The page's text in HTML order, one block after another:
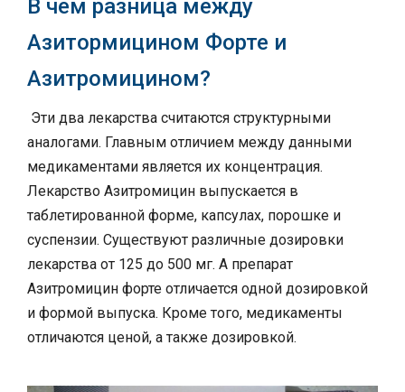
В чем разница между
Азитормицином Форте и
Азитромицином?
Эти два лекарства считаются структурными
аналогами. Главным отличием между данными
медикаментами является их концентрация.
Лекарство Азитромицин выпускается в
таблетированной форме, капсулах, порошке и
суспензии. Существуют различные дозировки
лекарства от 125 до 500 мг. А препарат
Азитромицин форте отличается одной дозировкой
и формой выпуска. Кроме того, медикаменты
отличаются ценой, а также дозировкой.